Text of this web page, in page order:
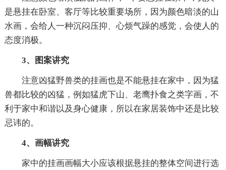
是悬挂在卧室、客厅等比较重要场所，因为颜色暗淡的山
水画，会给人一种沉闷压抑、心烦气躁的感觉，会使人的
态度消极。
3、图案讲究
注意凶猛野兽类的挂画也是不能悬挂在家中，因为猛
兽都比较的凶猛，例如猛虎下山、老鹰扑食之类字画，不
利于家中和谐以及身心健康，所以在家居装饰中还是比较
忌讳的。
4、画幅讲究
家中的挂画画幅大小应该根据悬挂的整体空间进行选